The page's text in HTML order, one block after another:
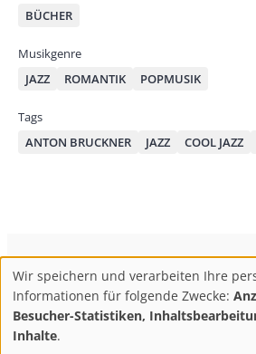
BÜCHER
Musikgenre
JAZZ
ROMANTIK POPMUSIK
Tags
ANTON BRUCKNER
JAZZ COOL JAZZ
Footer
ConBrio Kulturmedienhaus AGB
Impressum
Info &
Abo kündigen / Widerruf der
Use
of
personal
Wir speichern und verarbeiten Ihre
Informationen für folgende Zwecke:
Besucher-Statistiken,
Inhalte.